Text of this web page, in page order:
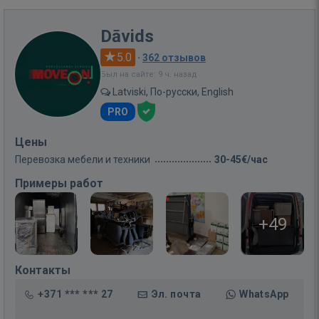
Dāvids
5.0 · 362 отзывов
Был на сайте: 9 ч. назад
Latviski, По-русски, English
PRO
Цены
Перевозка мебели и техники 30-45€/час
Примеры работ
+49
Контакты
+371 *** *** 27 Эл. почта WhatsApp